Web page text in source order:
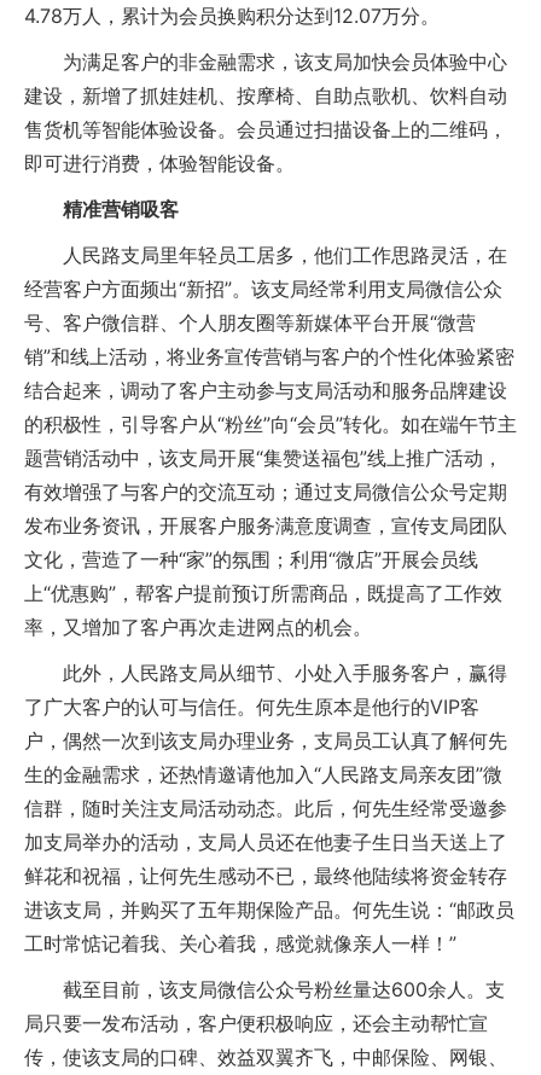
4.78万人，累计为会员换购积分达到12.07万分。
为满足客户的非金融需求，该支局加快会员体验中心
建设，新增了抓娃娃机、按摩椅、自助点歌机、饮料自动
售货机等智能体验设备。会员通过扫描设备上的二维码，
即可进行消费，体验智能设备。
精准营销吸客
人民路支局里年轻员工居多，他们工作思路灵活，在
经营客户方面频出“新招”。该支局经常利用支局微信公众
号、客户微信群、个人朋友圈等新媒体平台开展“微营
销”和线上活动，将业务宣传营销与客户的个性化体验紧密
结合起来，调动了客户主动参与支局活动和服务品牌建设
的积极性，引导客户从“粉丝”向“会员”转化。如在端午节主
题营销活动中，该支局开展“集赞送福包”线上推广活动，
有效增强了与客户的交流互动；通过支局微信公众号定期
发布业务资讯，开展客户服务满意度调查，宣传支局团队
文化，营造了一种“家”的氛围；利用“微店”开展会员线
上“优惠购”，帮客户提前预订所需商品，既提高了工作效
率，又增加了客户再次走进网点的机会。
此外，人民路支局从细节、小处入手服务客户，赢得
了广大客户的认可与信任。何先生原本是他行的VIP客
户，偶然一次到该支局办理业务，支局员工认真了解何先
生的金融需求，还热情邀请他加入“人民路支局亲友团”微
信群，随时关注支局活动动态。此后，何先生经常受邀参
加支局举办的活动，支局人员还在他妻子生日当天送上了
鲜花和祝福，让何先生感动不已，最终他陆续将资金转存
进该支局，并购买了五年期保险产品。何先生说：“邮政员
工时常惦记着我、关心着我，感觉就像亲人一样！”
截至目前，该支局微信公众号粉丝量达600余人。支
局只要一发布活动，客户便积极响应，还会主动帮忙宣
传，使该支局的口碑、效益双翼齐飞，中邮保险、网银、